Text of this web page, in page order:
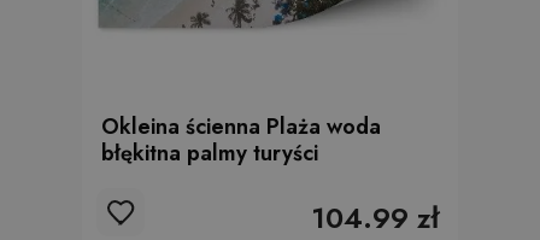
Okleina ścienna Plaża woda
błękitna palmy turyści
104.99 zł